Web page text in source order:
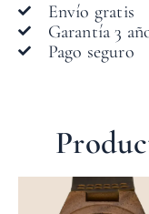
Envío gratis
Garantía 3
Pago seguro